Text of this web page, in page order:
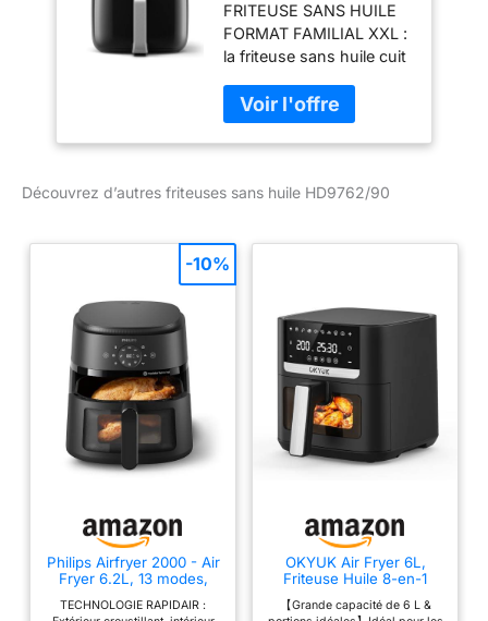
Technologie Rapid
Air et Élimine
Graisses,
Séparateur Inclus,
HomeID-App
Recipes
(HD9762/90)
FRITEUSE SANS HUILE
FORMAT FAMILIAL XXL :
la friteuse sans huile cuit
de frites dans sa cuve de
7,3 L et son grand panier
pour 6 portions - 5
tactile UNE FAÇON PLUS
des repas avec jusqu'à
90 % moins de matières
grasses* grâce à la
friteuse à air** - Frire,
cuire, rôtir, griller et
réchauffer, technologie
Rapid Air et anti-gras
RECETTES
PERSONNALISÉES:
téléchargez notre
application HomeID pour
- Suivez les recettes
étape par étape pour une
absolue simplicité de vos
préparations
Découvrez d’autres friteuses sans huile HD9762/90
Philips Airfryer 2000 - Air
Fryer 6.2L, 13 modes,
TECHNOLOGIE RAPIDAIR :
-10%
OKYUK Air Fryer 6L,
Friteuse Huile 8-en-1
Visualisation, 1200W avec
【Grande capacité de 6 L &